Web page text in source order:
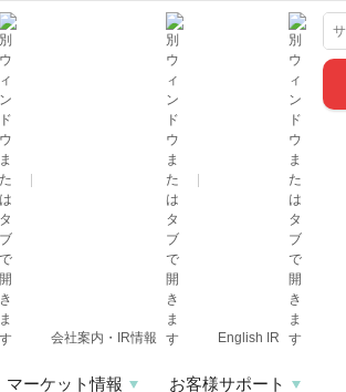
会社案内・IR情報 English IR
マーケット情報 お客様サポート